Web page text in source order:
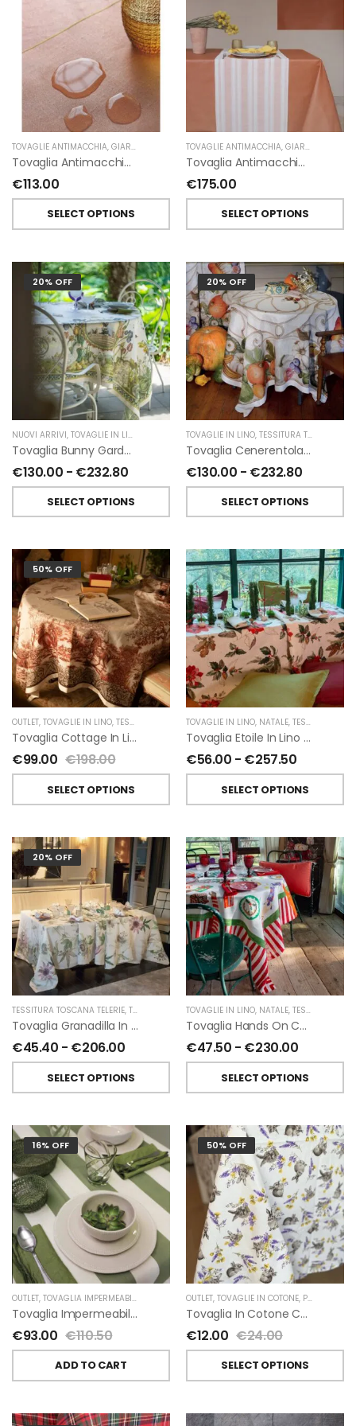
TOVAGLIE ANTIMACCHIA, GIARDINO SEGRETO
Tovaglia Antimacchia In Lino Resinato Quadrata 135X135 Cm Giardino Segreto
€113.00
SELECT OPTIONS
TOVAGLIE ANTIMACCHIA, GIARDINO SEGRETO
Tovaglia Antimacchia In Lino Resinato Rettangolare 135X240 Cm Giardino Segreto
€175.00
SELECT OPTIONS
20% OFF
NUOVI ARRIVI, TOVAGLIE IN LINO TESSITURA TOSCANA TELERIE
Tovaglia Bunny Garden In Lino Di Tessitura Toscana Telerie
€130.00 - €232.80
SELECT OPTIONS
20% OFF
TOVAGLIE IN LINO, TESSITURA TOSCANA TELERIE
Tovaglia Cenerentola In Lino Di Tessitura Toscana Telerie
€130.00 - €232.80
SELECT OPTIONS
50% OFF
OUTLET, TOVAGLIE IN LINO, TESSITURA TOSCANA TELERIE
Tovaglia Cottage In Lino Di Tessitura Toscana Telerie
€99.00 €198.00
SELECT OPTIONS
TOVAGLIE IN LINO, NATALE, TESSITURA TOSCANA TELERIE
Tovaglia Etoile In Lino Di Tessitura Toscana Telerie
€56.00 - €257.50
SELECT OPTIONS
20% OFF
TESSITURA TOSCANA TELERIE, TOVAGLIE IN LINO
Tovaglia Granadilla In Lino Di Tessitura Toscana Telerie
€45.40 - €206.00
SELECT OPTIONS
TOVAGLIE IN LINO, NATALE, TESSITURA TOSCANA TELERIE
Tovaglia Hands On Christmas Misto Lino Di Tessitura Toscana Telerie
€47.50 - €230.00
SELECT OPTIONS
16% OFF
OUTLET, TOVAGLIA IMPERMEABILE FIORIRA' UN GIARDINO
Tovaglia Impermeabile A Righe Verde E Panna Di Fiorirà Un Giardino
€93.00 €110.50
ADD TO CART
50% OFF
OUTLET, TOVAGLIE IN COTONE, PASQUA
Tovaglia In Cotone Con Coniglietti E Lavanda
€12.00 €24.00
SELECT OPTIONS